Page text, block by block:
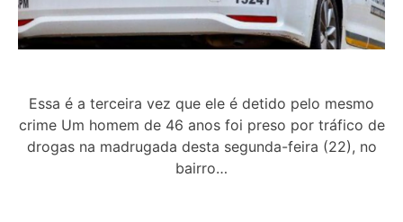
Essa é a terceira vez que ele é detido pelo mesmo
crime Um homem de 46 anos foi preso por tráfico de
drogas na madrugada desta segunda-feira (22), no
bairro…